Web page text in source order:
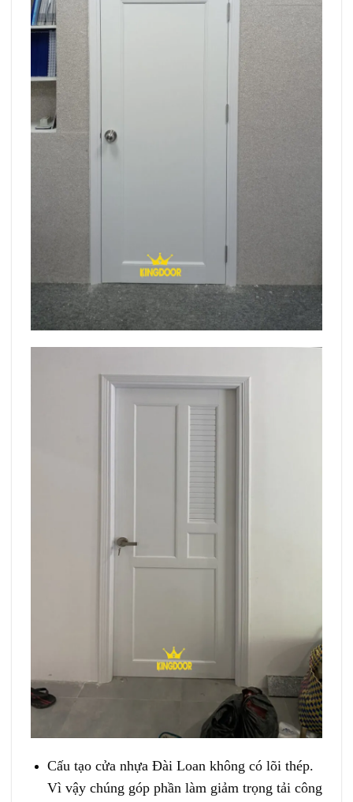
Cấu tạo cửa nhựa Đài Loan không có lõi thép.
Vì vậy chúng góp phần làm giảm trọng tải công